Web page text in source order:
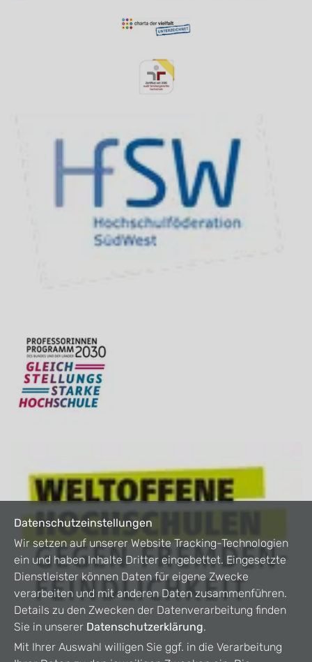
Datenschutzeinstellungen
Wir setzen auf unserer Website Tracking-Technologien
ein und haben Inhalte Dritter eingebettet. Eingesetzte
Dienstleister können Daten für eigene Zwecke
verarbeiten und mit anderen Daten zusammenführen.
Details zu den Zwecken der Datenverarbeitung finden
Sie in unserer Datenschutzerklärung.
Mit Ihrer Auswahl willigen Sie ggf. in die Verarbeitung